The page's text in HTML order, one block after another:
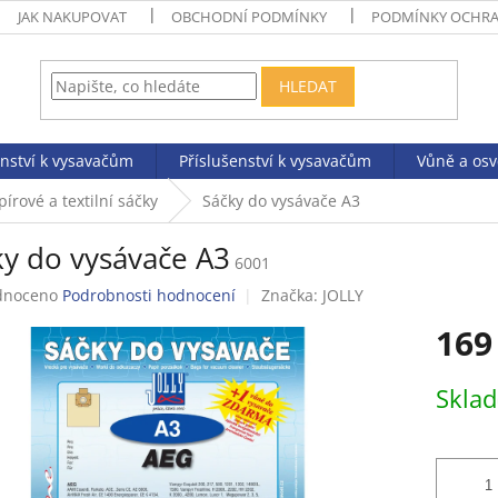
JAK NAKUPOVAT OBCHODNÍ PODMÍNKY PODMÍNKY
HLEDAT
k vysavačům Příslušenství k vysavačům Vůně a
a textilní sáčky Sáčky do vysávače A3
do vysávače A3 6001
Podrobnosti hodnocení Značka: JOLLY
cena: